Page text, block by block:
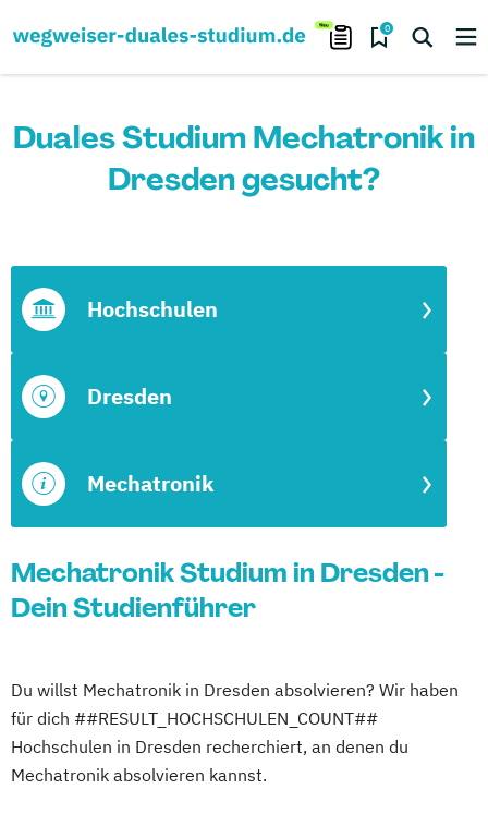
0
Duales Studium Mechatronik in
Dresden gesucht?
Mechatronik
Dresden
Hochschulen
Mechatronik Studium in Dresden -
Dein Studienführer
Du willst Mechatronik in Dresden absolvieren? Wir haben
für dich ##RESULT_HOCHSCHULEN_COUNT##
Hochschulen in Dresden recherchiert, an denen du
Mechatronik absolvieren kannst.